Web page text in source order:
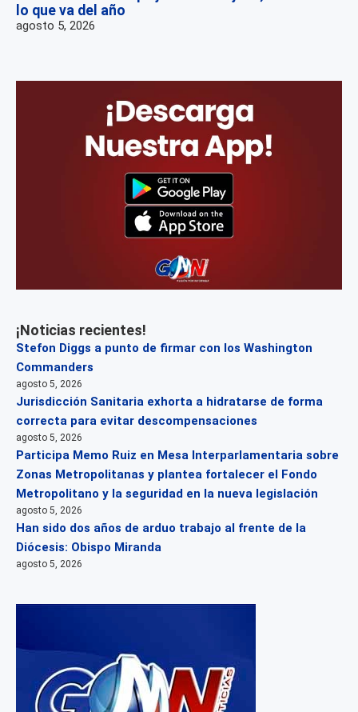
lo que va del año
agosto 5, 2026
¡Noticias recientes!
Stefon Diggs a punto de firmar con los Washington
Commanders
agosto 5, 2026
Jurisdicción Sanitaria exhorta a hidratarse de forma
correcta para evitar descompensaciones
agosto 5, 2026
Participa Memo Ruiz en Mesa Interparlamentaria sobre
Zonas Metropolitanas y plantea fortalecer el Fondo
Metropolitano y la seguridad en la nueva legislación
agosto 5, 2026
Han sido dos años de arduo trabajo al frente de la
Diócesis: Obispo Miranda
agosto 5, 2026